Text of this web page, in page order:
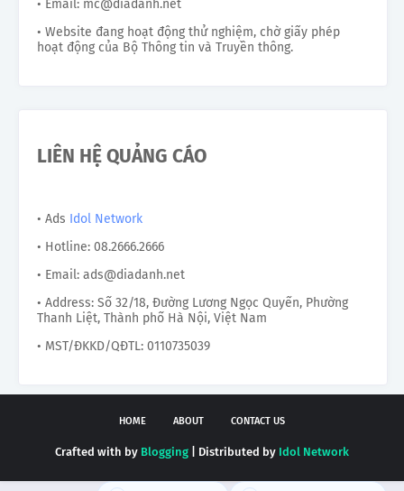
• Email: mc@diadanh.net
• Website đang hoạt động thử nghiệm, chờ giấy phép
hoạt động của Bộ Thông tin và Truyền thông.
LIÊN HỆ QUẢNG CÁO
• Ads Idol Network
• Hotline: 08.2666.2666
• Email: ads@diadanh.net
• Address: Số 32/18, Đường Lương Ngọc Quyến, Phường
Thanh Liệt, Thành phố Hà Nội, Việt Nam
• MST/ĐKKD/QĐTL: 0110735039
HOME ABOUT CONTACT US
Crafted with by Blogging | Distributed by Idol Network